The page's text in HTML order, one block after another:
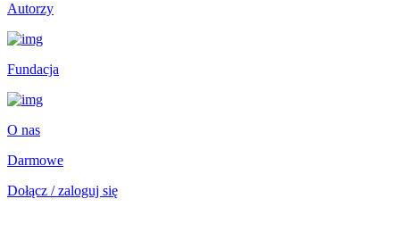
Autorzy
Fundacja
O nas
Darmowe
Dołącz / zaloguj się